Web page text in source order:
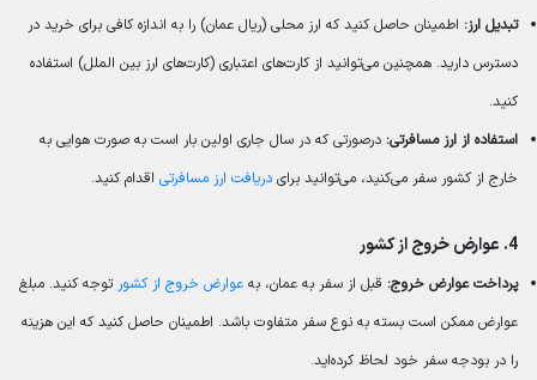
تبدیل ارز: اطمینان حاصل کنید که ارز محلی (ریال عمان) را به اندازه کافی برای خرید در
دسترس دارید. همچنین می‌توانید از کارت‌های اعتباری (کارت‌های ارز بین الملل) استفاده
کنید.
استفاده از ارز مسافرتی: درصورتی که در سال جاری اولین بار است به صورت هوایی به
خارج از کشور سفر می‌کنید، می‌توانید برای دریافت ارز مسافرتی اقدام کنید.
4. عوارض خروج از کشور
پرداخت عوارض خروج: قبل از سفر به عمان، به عوارض خروج از کشور توجه کنید. مبلغ
عوارض ممکن است بسته به نوع سفر متفاوت باشد. اطمینان حاصل کنید که این هزینه
را در بودجه سفر خود لحاظ کرده‌اید.